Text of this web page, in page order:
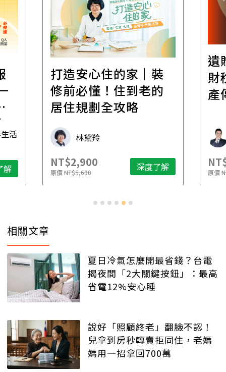
活
解
打造安心住的家｜裝
修前必懂！住到老的
居住規劃全攻略
林黛羚
NT$2,900
原價NT$5,600 深度了解
遺
財
產
原價
相關文章
夏日冷氣怎麼開最省錢？台電
揭夜間「2大關鍵按鈕」：最高
省電12%安心睡
說好「照顧終老」翻臉不認！
兒拿到房秒轉賣拒同住，老媽
媽用一招拿回700萬